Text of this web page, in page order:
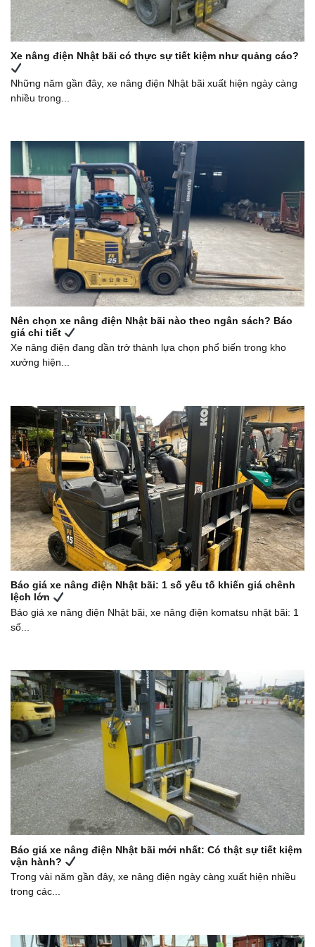
Xe nâng điện Nhật bãi có thực sự tiết kiệm như quảng cáo?
Những năm gần đây, xe nâng điện Nhật bãi xuất hiện ngày càng
nhiều trong...
Nên chọn xe nâng điện Nhật bãi nào theo ngân sách? Báo
giá chi tiết
Xe nâng điện đang dần trở thành lựa chọn phổ biến trong kho
xưởng hiện...
Báo giá xe nâng điện Nhật bãi: 1 số yếu tố khiến giá chênh
lệch lớn
Báo giá xe nâng điện Nhật bãi, xe nâng điện komatsu nhật bãi: 1
số...
Báo giá xe nâng điện Nhật bãi mới nhất: Có thật sự tiết kiệm
vận hành?
Trong vài năm gần đây, xe nâng điện ngày càng xuất hiện nhiều
trong các...